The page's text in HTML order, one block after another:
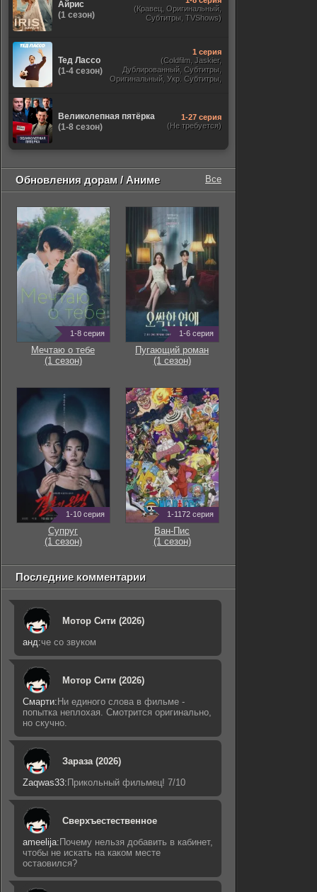
Айрис
(1 сезон)
(Кравец, Оригинальный,
Субтитры, TVShows)
Тед Лассо
(1-4 сезон)
1 серия
(Coldfilm, Jaskier,
Дублированный, Субтитры,
Оригинальный, Укр. Субтитры,
Великолепная пятёрка
(1-8 сезон)
1-27 серия
(Не требуется)
Обновления дорам / Аниме Все
1-8 серия
Мечтаю о тебе
(1 сезон)
1-6 серия
Пугающий роман
(1 сезон)
1-10 серия
Супруг
(1 сезон)
1-1172 серия
Ван-Пис
(1 сезон)
Последние комментарии
Мотор Сити (2026)
анд:че со звуком
Мотор Сити (2026)
Смарти: Ни единого слова в фильме -
попытка неплохая. Смотрится оригинально,
но скучно.
Зараза (2026)
Zaqwas33: Прикольный фильмец! 7/10
Сверхъестественное
ameelija: Почему нельзя добавить в кабинет,
чтобы не искать на каком месте
остаовился?